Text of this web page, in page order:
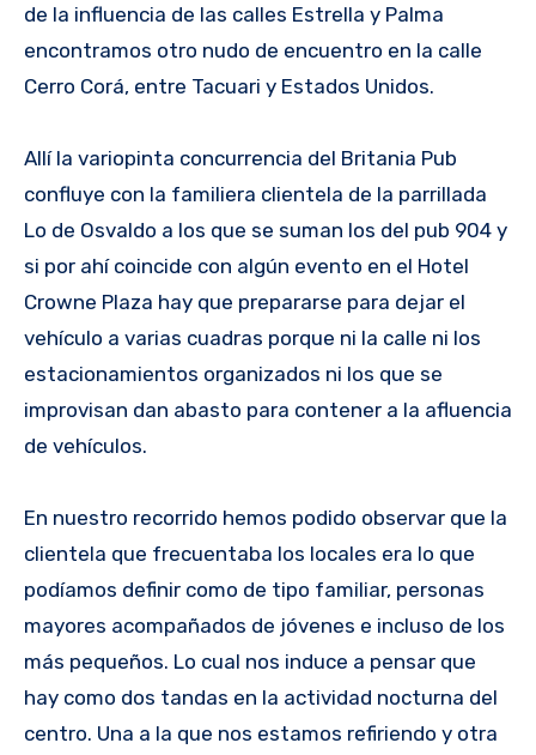
de la influencia de las calles Estrella y Palma
encontramos otro nudo de encuentro en la calle
Cerro Corá, entre Tacuari y Estados Unidos.
Allí la variopinta concurrencia del Britania Pub
confluye con la familiera clientela de la parrillada
Lo de Osvaldo a los que se suman los del pub 904 y
si por ahí coincide con algún evento en el Hotel
Crowne Plaza hay que prepararse para dejar el
vehículo a varias cuadras porque ni la calle ni los
estacionamientos organizados ni los que se
improvisan dan abasto para contener a la afluencia
de vehículos.
En nuestro recorrido hemos podido observar que la
clientela que frecuentaba los locales era lo que
podíamos definir como de tipo familiar, personas
mayores acompañados de jóvenes e incluso de los
más pequeños. Lo cual nos induce a pensar que
hay como dos tandas en la actividad nocturna del
centro. Una a la que nos estamos refiriendo y otra